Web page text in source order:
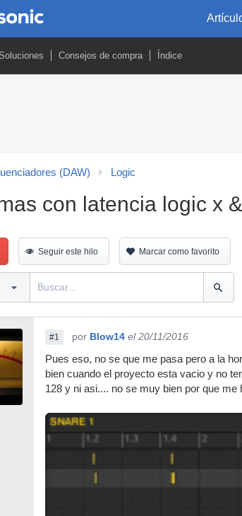
Consejos de compra Índice
(DAW) Logic
con latencia logic x
Seguir este hilo Marcar como favorito
#1 por Blow14 el 20/11/2016
Pues eso, no se que me pasa pero a la
bien cuando el proyecto esta vacio y no
128 y ni asi.... no se muy bien por que me